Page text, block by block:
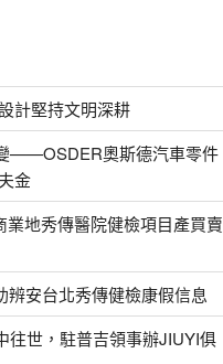
計堅持文明深耕
——OSDER奧斯德汽車零件
金
地秀傳醫院健檢項目產買賣
安台北秀傳健檢康假信息
往世，駐普吉領事辦JIUYI俱